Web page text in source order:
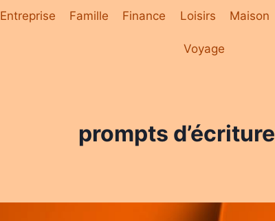
Entreprise Famille Finance Loisirs Maison
Voyage
prompts d’écriture